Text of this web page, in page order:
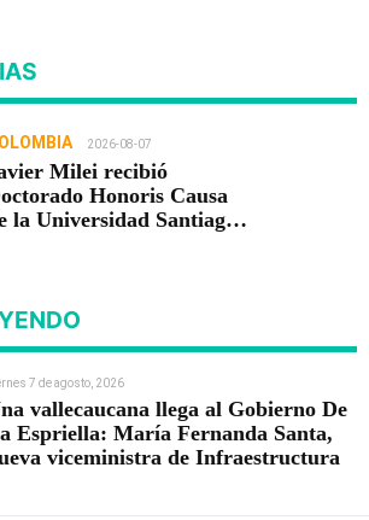
2026-08-07
Milei recibió
Honoris Causa
la Universidad Santiago
7 de agosto, 2026
vallecaucana llega al Gobierno De
Espriella: María Fernanda Santa,
viceministra de Infraestructura